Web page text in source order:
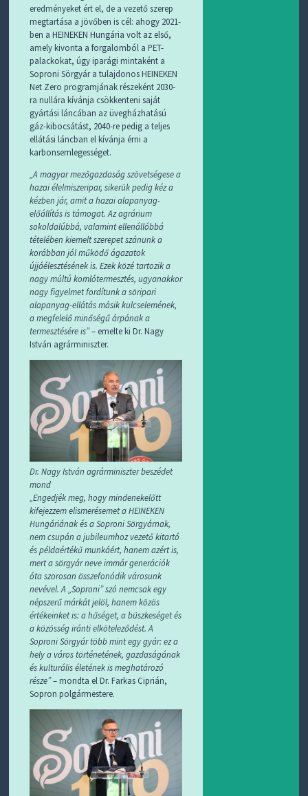
eredményeket ért el, de a vezető szerep
megtartása a jövőben is cél: ahogy 2021-
ben a HEINEKEN Hungária volt az első,
amely kivonta a forgalomból a PET-
palackokat, úgy iparági mintaként a
Soproni Sörgyár a tulajdonos HEINEKEN
Net Zero programjának részeként 2030-
ra nullára kívánja csökkenteni saját
gyártási láncában az üvegházhatású
gáz-kibocsátást, 2040-re pedig a teljes
ellátási láncban el kívánja érni a
karbonsemlegességet.
„A magyar mezőgazdaság szövetségese a
hazai élelmiszeripar, sikerük pedig kéz a
kézben jár, amit a hazai alapanyag-
előállítás is támogat. Az agrárium
sokoldalúbbá, valamint ellenállóbbá
tételében kiemelt szerepet szánunk a
korábban jól működő ágazatok
újjáélesztésének is. Ezek közé tartozik a
nagy múltú komlótermesztés, ugyanakkor
nagy figyelmet fordítunk a söripari
alapanyag-ellátás másik kulcselemének,
a megfelelő minőségű árpának a
termesztésére is”– emelte ki Dr. Nagy
István agrárminiszter.
Dr. Nagy István agrárminiszter beszédet
mond
„Engedjék meg, hogy mindenekelőtt
kifejezzem elismerésemet a HEINEKEN
Hungáriának és a Soproni Sörgyárnak,
nem csupán a jubileumhoz vezető kitartó
és példaértékű munkáért, hanem azért is,
mert a sörgyár neve immár generációk
óta szorosan összefonódik városunk
nevével. A „Soproni” szó nemcsak egy
népszerű márkát jelöl, hanem közös
értékeinket is: a hűséget, a büszkeséget és
a közösség iránti elköteleződést. A
Soproni Sörgyár több mint egy gyár: ez a
hely a város történetének, gazdaságának
és kulturális életének is meghatározó
része”– mondta el Dr. Farkas Ciprián,
Sopron polgármestere.